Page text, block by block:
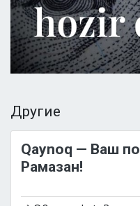
Другие
Qaynoq — Ваш
Рамазан!